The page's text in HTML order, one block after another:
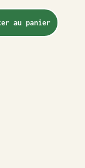
au panier